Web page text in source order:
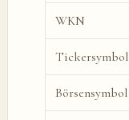
WKN
Tickersymbol
Börsensymbol